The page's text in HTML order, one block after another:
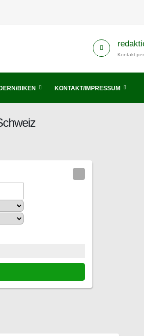
Kontakt
BIKEN KONTAKT/IMPRESSUM